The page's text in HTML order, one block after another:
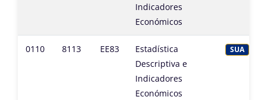
Indicadores
Económicos
0110 8113 EE83
Estadística
Descriptiva e
Indicadores
Económicos
SUA